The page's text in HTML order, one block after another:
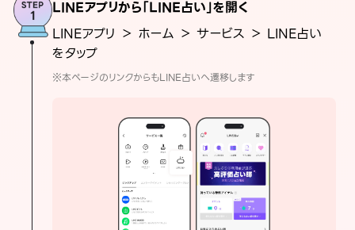
LINEアプリから「LINE占い」を開く
LINEアプリ ＞ ホーム ＞ サービス ＞ LINE占い
をタップ
※本ページのリンクからもLINE占いへ遷移します